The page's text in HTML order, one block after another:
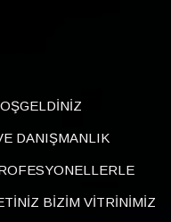
DANIŞMANLIK
BİZİM VİTRİNİMİZ